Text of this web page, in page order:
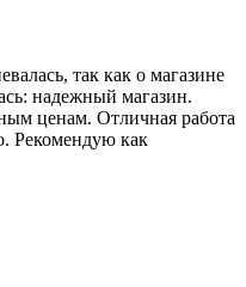
так как о магазине
надежный магазин.
ценам. Отличная работа
Рекомендую как